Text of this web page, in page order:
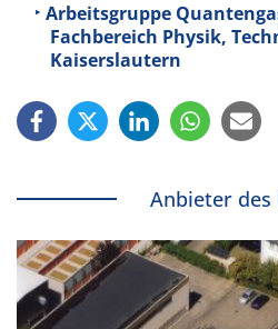
Arbeitsgruppe
Fachbereich Physik,
Kaiserslautern
Anbieter des